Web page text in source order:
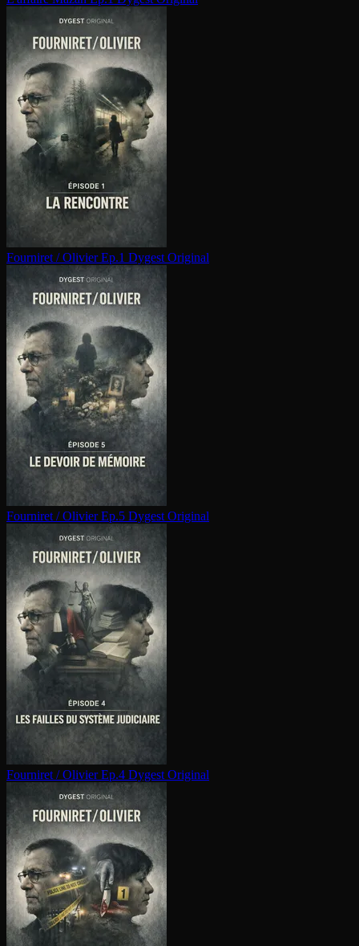
Fourniret / Olivier Ep.1 Dygest Original
Fourniret / Olivier Ep.5 Dygest Original
Fourniret / Olivier Ep.4 Dygest Original